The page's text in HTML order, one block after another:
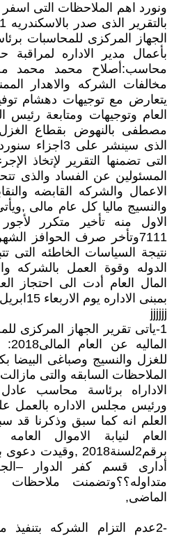
ونورد اهم الملاحظات التى
الجهاز المركزى للمحاسبات
بأعمال مدير الاداره لمراقبة
محاسب:أصلاح محمد محمد
مخالفات الشركه والاهدار
يتعارض مع توجيهات دهشام
العام وتوجيهات ومتابعة رئيس
مصطفى بالنهوض بقطاع الغزل
الذى سينشر على
التى تضمنها التقرير لإتخاذ
المسئولين عن الفساد والذى
الاعمال والشركه القابضه
الاول منه تأخير متكرر
7111وتأخر صرف الحوافز
نتيجة السياسات الخاطئه التى
الدوله وقوة العمل بالشركه
بمبنى الاداره يوم الاربعاء 15ابريل حتى 7مساء.
jjjjjj
1-ياتى تقرير الجهاز المركزى
للغزل والنسيج وصباغى البيضا
الملاحظات السابقه والتى
الاداراه برئاسة محاسب
ورئيس مجلس الاداره بالعمل
العلم انه كما سبق وذكرنا قد
العام لنيابة الاموال العامه
أدارى قسم كفر الدوار
متداوله؟؟وتضمنت ملاحظات
الماضى,
-2عدم التزام الشركه